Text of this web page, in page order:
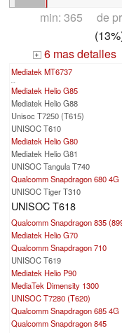
min: 365 de
+ 6 mas detalles
Mediatek MT6737
Mediatek Helio G85
Mediatek Helio G88
Unisoc T7250 (T615)
UNISOC T610
Mediatek Helio G80
Mediatek Helio G81
UNISOC Tangula T740
Qualcomm Snapdragon 680 4G
UNISOC Tiger T310
UNISOC T618
Qualcomm Snapdragon 835
Mediatek Helio G70
Qualcomm Snapdragon 710
UNISOC T619
Mediatek Helio P90
MediaTek Dimensity 1300
UNISOC T7280 (T620)
Qualcomm Snapdragon 685 4G
Qualcomm Snapdragon 845